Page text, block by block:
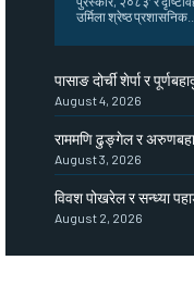
उर्मिला श्रेष्ठ प्रशासनिक...
पासाङ दोर्ची शेर्पा र
August 4, 2026
राममणि ढुङ्गेल र
August 3, 2026
विवश पोखरेल र सन्ध्या
August 2, 2026